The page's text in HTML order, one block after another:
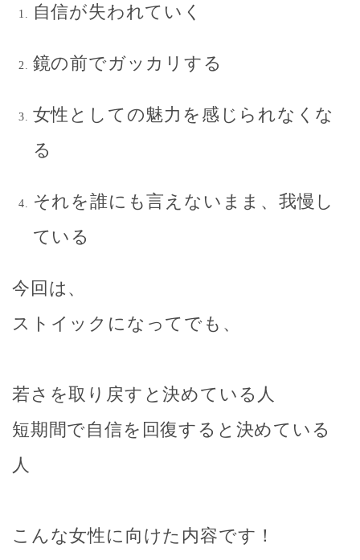
自信が失われていく
鏡の前でガッカリする
女性としての魅力を感じられなくな
る
それを誰にも言えないまま、我慢し
ている
今回は、
ストイックになってでも、
若さを取り戻すと決めている人
短期間で自信を回復すると決めている
人
こんな女性に向けた内容です！